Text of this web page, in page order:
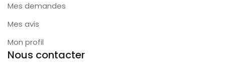
Mes demandes
Mes avis
Mon profil
Nous contacter